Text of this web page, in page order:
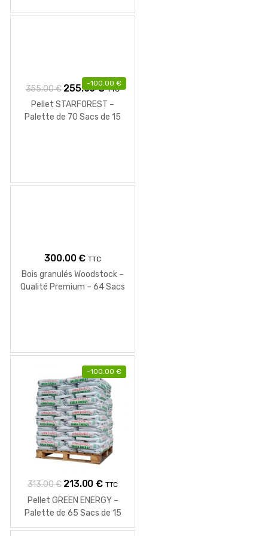
-100.00 €
355.00€ Le
prix
initial
255.00€Le
prix
actuel
TTC
Pellet STARFOREST –
Palette de 70 Sacs de 15
300.00€ TTC
Bois granulés Woodstock –
Qualité Premium – 64 Sacs
-100.00 €
313.00€ Le
prix
initial
était :
213.00€Le
prix
actuel
est :
TTC
Pellet GREEN ENERGY –
Palette de 65 Sacs de 15
KG